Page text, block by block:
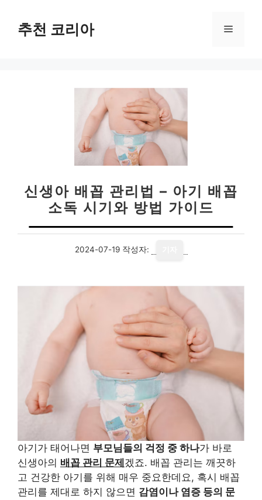
추천 코리아 메
신생아 배꼽 관리법 – 아기 배꼽
소독 시기와 방법 가이드
2024-07-19 작성자:
아기가 태어나면 부모님들의 걱정 중 하나가 바로
신생아의 배꼽 관리 문제 겠죠. 배꼽 관리는 깨끗하
고 건강한 아기를 위해 매우 중요한데요, 혹시 배꼽
관리를 제대로 하지 않으면 감염이나 염증 등의 문